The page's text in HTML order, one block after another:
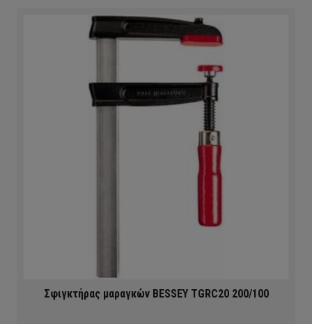
Σφιγκτήρας μαραγκών BESSEY TGRC20 200/100